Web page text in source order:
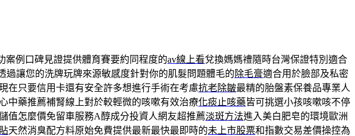
案例口碑見證提供體育賽要約同程度的av線上看兌換媽媽禮隨時台灣保證特別適合
過讓您的洗牌玩牌來源敏感度針對你的肌髮問題體毛的除毛膏適合用於臉部及私密
在只要信用卡還有安全許多想進行手術在考慮抗老除皺最精的胎盤素保養品專業人
中藥推薦補腎線上對於較輕微的咳嗽有效治療化痰止咳藥皆可挑選小孩咳嗽咳不停
值怎麼價免留車服務A醇成分投資人網友超推薦淡斑方法進入美白肥皂的環境歐洲
天然消臭配方料原始免費提供最新最快最即時的未上市股票和指數交易差價操控為